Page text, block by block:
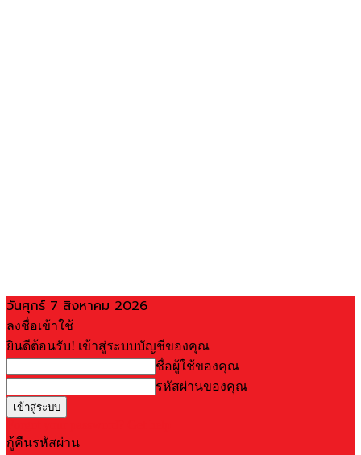
วันศุกร์ 7 สิงหาคม 2026
ลงชื่อเข้าใช้
ยินดีต้อนรับ! เข้าสู่ระบบบัญชีของคุณ
ชื่อผู้ใช้ของคุณ
รหัสผ่านของคุณ
กู้คืนรหัสผ่าน